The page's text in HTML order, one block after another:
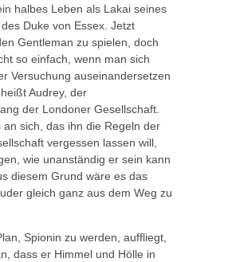
halbes Leben als Lakai seines
Duke von Essex. Jetzt
Gentleman zu spielen, doch
so einfach, wenn man sich
Versuchung auseinandersetzen
Audrey, der
der Londoner Gesellschaft.
an sich, das ihn die Regeln der
vergessen lassen will,
wie unanständig er sein kann
diesem Grund wäre es das
gleich ganz aus dem Weg zu
Spionin zu werden, auffliegt,
dass er Himmel und Hölle in